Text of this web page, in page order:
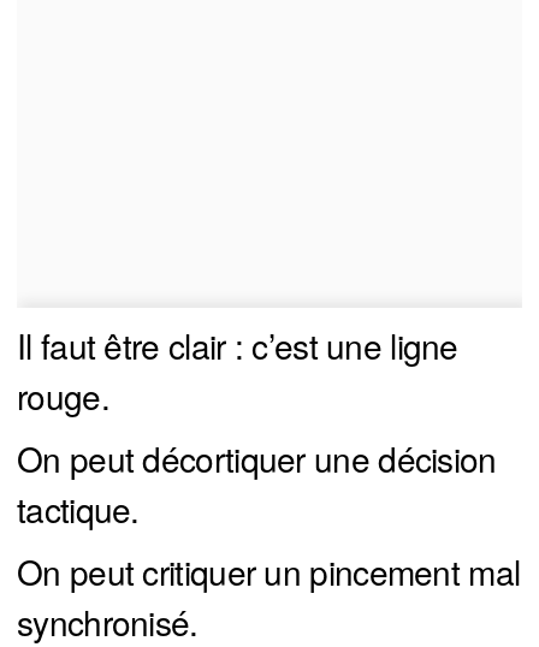
Il faut être clair : c’est une ligne
rouge.
On peut décortiquer une décision
tactique.
On peut critiquer un pincement mal
synchronisé.